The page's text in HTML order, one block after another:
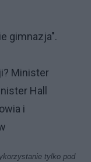
gimnazja".
Minister
Hall
i
tylko pod